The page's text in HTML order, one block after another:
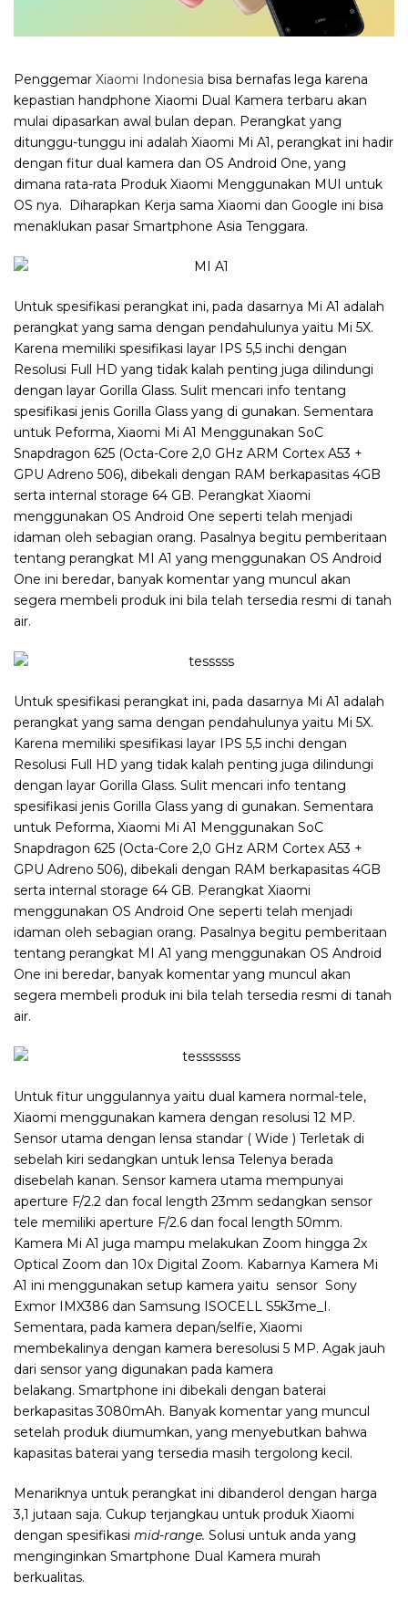
Penggemar Xiaomi Indonesia bisa bernafas lega karena
kepastian handphone Xiaomi Dual Kamera terbaru akan
mulai dipasarkan awal bulan depan. Perangkat yang
ditunggu-tunggu ini adalah Xiaomi Mi A1, perangkat ini hadir
dengan fitur dual kamera dan OS Android One, yang
dimana rata-rata Produk Xiaomi Menggunakan MUI untuk
OS nya. Diharapkan Kerja sama Xiaomi dan Google ini bisa
menaklukan pasar Smartphone Asia Tenggara.
Untuk spesifikasi perangkat ini, pada dasarnya Mi A1 adalah
perangkat yang sama dengan pendahulunya yaitu Mi 5X.
Karena memiliki spesifikasi layar IPS 5,5 inchi dengan
Resolusi Full HD yang tidak kalah penting juga dilindungi
dengan layar Gorilla Glass. Sulit mencari info tentang
spesifikasi jenis Gorilla Glass yang di gunakan. Sementara
untuk Peforma, Xiaomi Mi A1 Menggunakan SoC
Snapdragon 625 (Octa-Core 2,0 GHz ARM Cortex A53 +
GPU Adreno 506), dibekali dengan RAM berkapasitas 4GB
serta internal storage 64 GB. Perangkat Xiaomi
menggunakan OS Android One seperti telah menjadi
idaman oleh sebagian orang. Pasalnya begitu pemberitaan
tentang perangkat MI A1 yang menggunakan OS Android
One ini beredar, banyak komentar yang muncul akan
segera membeli produk ini bila telah tersedia resmi di tanah
air.
Untuk spesifikasi perangkat ini, pada dasarnya Mi A1 adalah
perangkat yang sama dengan pendahulunya yaitu Mi 5X.
Karena memiliki spesifikasi layar IPS 5,5 inchi dengan
Resolusi Full HD yang tidak kalah penting juga dilindungi
dengan layar Gorilla Glass. Sulit mencari info tentang
spesifikasi jenis Gorilla Glass yang di gunakan. Sementara
untuk Peforma, Xiaomi Mi A1 Menggunakan SoC
Snapdragon 625 (Octa-Core 2,0 GHz ARM Cortex A53 +
GPU Adreno 506), dibekali dengan RAM berkapasitas 4GB
serta internal storage 64 GB. Perangkat Xiaomi
menggunakan OS Android One seperti telah menjadi
idaman oleh sebagian orang. Pasalnya begitu pemberitaan
tentang perangkat MI A1 yang menggunakan OS Android
One ini beredar, banyak komentar yang muncul akan
segera membeli produk ini bila telah tersedia resmi di tanah
air.
Untuk fitur unggulannya yaitu dual kamera normal-tele,
Xiaomi menggunakan kamera dengan resolusi 12 MP.
Sensor utama dengan lensa standar ( Wide ) Terletak di
sebelah kiri sedangkan untuk lensa Telenya berada
disebelah kanan. Sensor kamera utama mempunyai
aperture F/2.2 dan focal length 23mm sedangkan sensor
tele memiliki aperture F/2.6 dan focal length 50mm.
Kamera Mi A1 juga mampu melakukan Zoom hingga 2x
Optical Zoom dan 10x Digital Zoom. Kabarnya Kamera Mi
A1 ini menggunakan setup kamera yaitu sensor Sony
Exmor IMX386 dan Samsung ISOCELL S5k3me_I.
Sementara, pada kamera depan/selfie, Xiaomi
membekalinya dengan kamera beresolusi 5 MP. Agak jauh
dari sensor yang digunakan pada kamera
belakang. Smartphone ini dibekali dengan baterai
berkapasitas 3080mAh. Banyak komentar yang muncul
setelah produk diumumkan, yang menyebutkan bahwa
kapasitas baterai yang tersedia masih tergolong kecil.
Menariknya untuk perangkat ini dibanderol dengan harga
3,1 jutaan saja. Cukup terjangkau untuk produk Xiaomi
dengan spesifikasi mid-range. Solusi untuk anda yang
menginginkan Smartphone Dual Kamera murah
berkualitas.